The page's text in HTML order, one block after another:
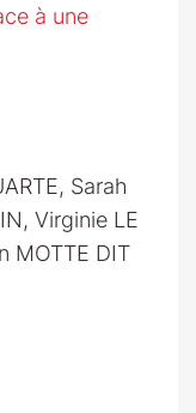
à une
Sarah
Virginie LE
MOTTE DIT